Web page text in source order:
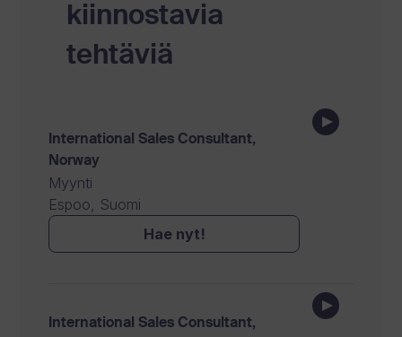
kiinnostavia
tehtäviä
International Sales Consultant,
Norway
Myynti
Espoo, Suomi
Hae nyt!
International Sales Consultant,